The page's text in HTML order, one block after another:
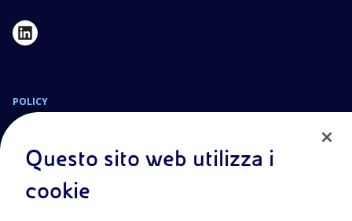
POLICY
Cookie Policy
Questo sito web utilizza i
cookie